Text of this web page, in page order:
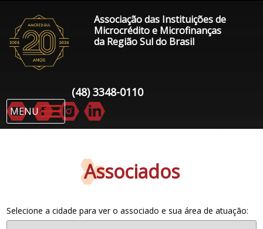
Associação das Instituições de
Microcrédito e Microfinanças
da Região Sul do Brasil
(48) 3348-0110
MENU
Associados
Selecione a cidade para ver o associado e sua área de atuação: